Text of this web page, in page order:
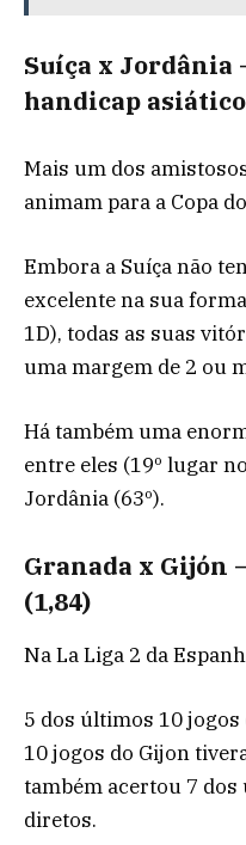
Suíça x Jordânia
handicap asiático
Mais um dos
animam para a Copa
Embora a Suíça não
excelente na sua
1D), todas as suas
uma margem de 2 ou
Há também uma
entre eles (19º lugar
Jordânia (63º).
Granada x Gijón
(1,84)
Na La Liga 2 da
5 dos últimos 10
10 jogos do Gijon
também acertou 7
diretos.